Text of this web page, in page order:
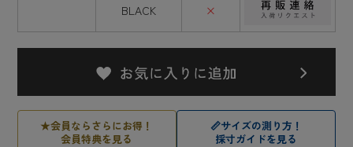
BLACK ×
★会員ならさらにお得！
会員特典を見る
📏サイズの測り方！
採寸ガイドを見る